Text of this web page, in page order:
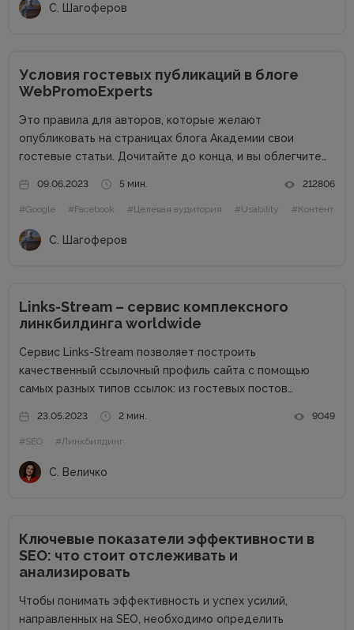
С. Шагоферов
Условия гостевых публикаций в блоге
WebPromoExperts
Это правила для авторов, которые желают
опубликовать на страницах блога Академии свои
гостевые статьи. Дочитайте до конца, и вы облегчите
интернет-маркетинга WebPromoExperts в цифрах: 37
000 уникальных посетителей, 90 000 подписчиков...
09.06.2023 5 мин. 212806
#Google #Facebook #Целевая аудитория #Usability #Контент
С. Шагоферов
Links-Stream – сервис комплексного
линкбилдинга worldwide
Сервис Links-Stream позволяет построить
качественный ссылочный профиль сайта с помощью
самых разных типов ссылок: из гостевых постов
более подробно и узнаем его сильные стороны.
Основные преимущества: Гарантия на проставленные
23.05.2023 2 мин. 9049
#SEO #Линкбилдинг
С. Величко
Ключевые показатели эффективности в
SEO: что стоит отслеживать и
анализировать
Чтобы понимать эффективность и успех усилий,
направленных на SEO, необходимо определить